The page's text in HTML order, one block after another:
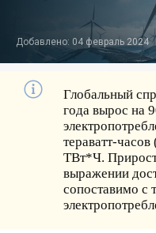
Добавлено: 04 февраль 2024
Глобальный
года вырос на
тераватт-
ТВт*Ч.
выражении
сопоставимо